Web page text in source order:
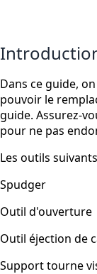
Dans ce guide,
pouvoir le
guide. Assurez-
pour ne pas
Les outils
Spudger
Outil d'ouverture
Outil éjection de
Support tourne